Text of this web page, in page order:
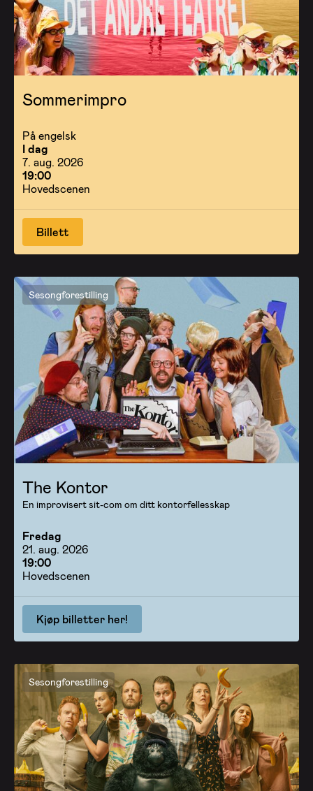
Sommerimpro
På engelsk
I dag
7. aug. 2026
19:00
Hovedscenen
Billett
Sesongforestilling
The Kontor
En improvisert sit-com om ditt kontorfellesskap
Fredag
21. aug. 2026
19:00
Hovedscenen
Kjøp billetter her!
Sesongforestilling